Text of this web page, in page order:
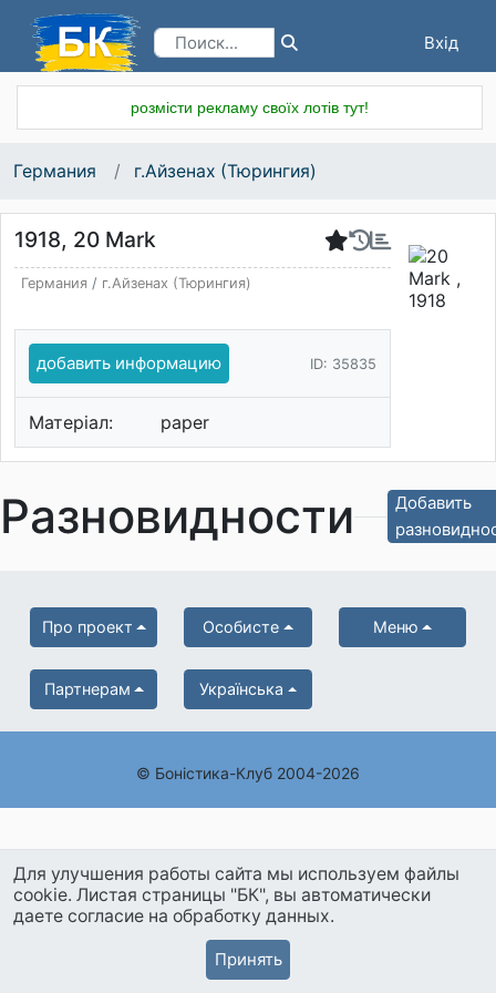
Вхід
розмісти рекламу своїх лотів тут!
Германия г.Айзенах (Тюрингия)
1918, 20 Mark
Германия/ г.Айзенах (Тюрингия)
добавить информацию ID: 35835
Матеріал: paper
Разновидности
Добавить
Про проект Особисте Меню
Партнерам Українська
© Боністика-Клуб 2004-2026
Для улучшения работы сайта мы используем файлы
cookie. Листая страницы "БК", вы автоматически
даете согласие на обработку данных.
Принять